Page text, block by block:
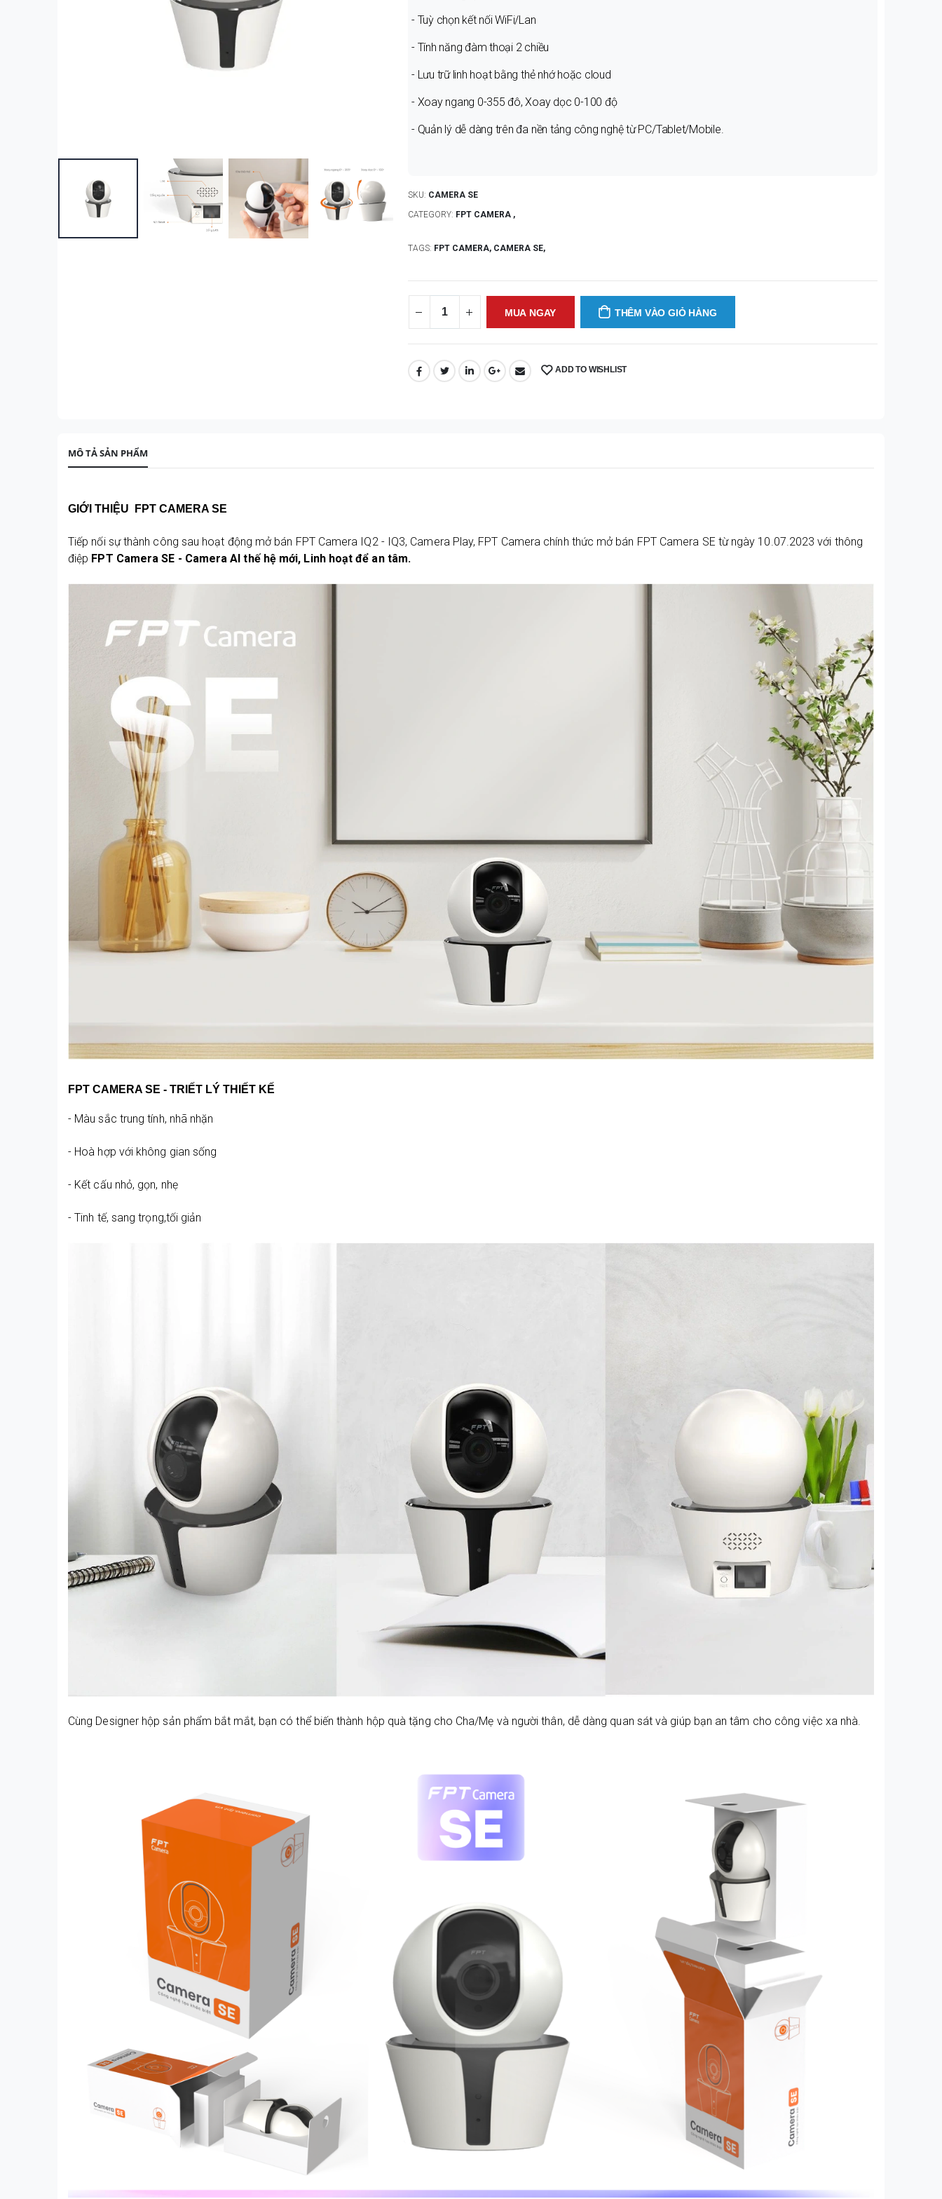
- Tuỳ chọn kết nối WiFi/Lan
- Tính năng đàm thoại 2 chiều
- Lưu trữ linh hoạt bằng thẻ nhớ hoặc cloud
- Xoay ngang 0-355 đô, Xoay dọc 0-100 độ
- Quản lý dễ dàng trên đa nền tảng công nghệ từ PC/Tablet/Mobile.
SKU: CAMERA SE
CATEGORY: FPT CAMERA ,
TAGS: FPT CAMERA, CAMERA SE,
MUA NGAY THÊM VÀO GIỎ HÀNG
SHARE: ADD TO WISHLIST
MÔ TẢ SẢN PHẨM
GIỚI THIỆU FPT CAMERA SE
Tiếp nối sự thành công sau hoạt động mở bán FPT Camera IQ2 - IQ3, Camera Play, FPT Camera chính thức mở bán FPT Camera SE từ ngày 10.07.2023 với thông
điệp FPT Camera SE - Camera AI thế hệ mới, Linh hoạt để an tâm.
FPT CAMERA SE - TRIẾT LÝ THIẾT KẾ
- Màu sắc trung tính, nhã nhặn
- Hoà hợp với không gian sống
- Kết cấu nhỏ, gọn, nhẹ
- Tinh tế, sang trọng,tối giản
Cùng Designer hộp sản phẩm bắt mắt, bạn có thể biến thành hộp quà tặng cho Cha/Mẹ và người thân, dễ dàng quan sát và giúp bạn an tâm cho công việc xa nhà.